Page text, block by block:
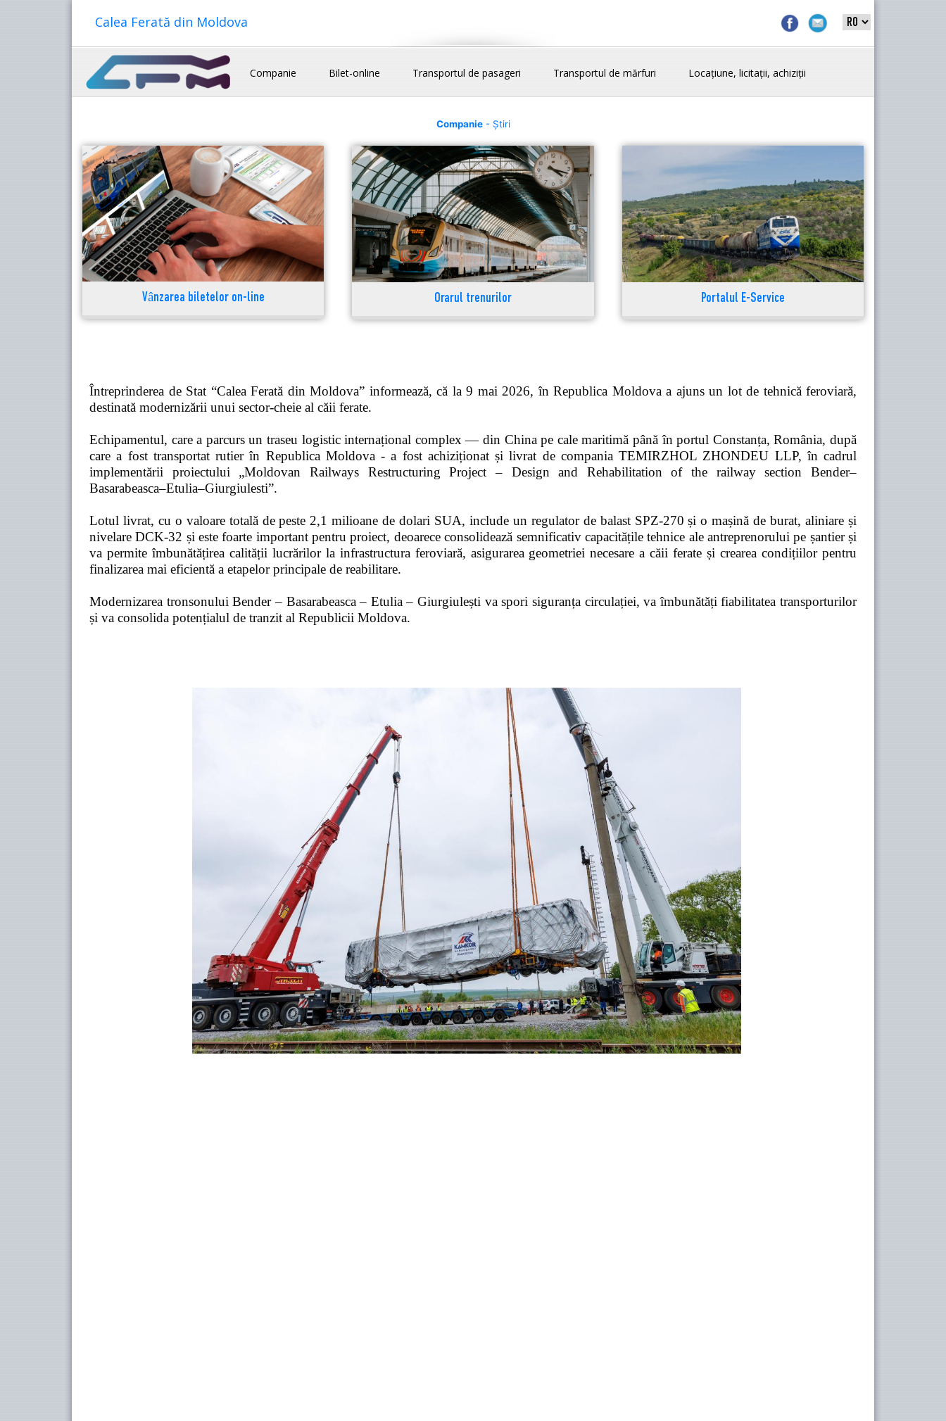
Calea Ferată din Moldova
Companie Bilet-online Transportul de pasageri Transportul de mărfuri Locațiune, licitații, achiziții
Companie- Știri
Vânzarea biletelor on-line Orarul trenurilor Portalul E-Service
Întreprinderea de Stat “Calea Ferată din Moldova” informează, că la 9 mai 2026, în Republica Moldova a ajuns un lot de tehnică feroviară,
destinată modernizării unui sector-cheie al căii ferate.
Echipamentul, care a parcurs un traseu logistic internațional complex — din China pe cale maritimă până în portul Constanța, România, după
care a fost transportat rutier în Republica Moldova - a fost achiziționat și livrat de compania TEMIRZHOL ZHONDEU LLP, în cadrul
implementării proiectului „Moldovan Railways Restructuring Project – Design and Rehabilitation of the railway section Bender–
Basarabeasca–Etulia–Giurgiulesti”.
Lotul livrat, cu o valoare totală de peste 2,1 milioane de dolari SUA, include un regulator de balast SPZ-270 și o mașină de burat, aliniare și
nivelare DCK-32 și este foarte important pentru proiect, deoarece consolidează semnificativ capacitățile tehnice ale antreprenorului pe șantier și
va permite îmbunătățirea calității lucrărilor la infrastructura feroviară, asigurarea geometriei necesare a căii ferate și crearea condițiilor pentru
finalizarea mai eficientă a etapelor principale de reabilitare.
Modernizarea tronsonului Bender – Basarabeasca – Etulia – Giurgiulești va spori siguranța circulației, va îmbunătăți fiabilitatea transporturilor
și va consolida potențialul de tranzit al Republicii Moldova.